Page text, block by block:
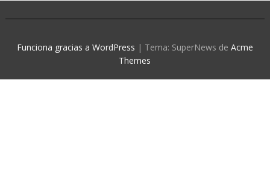
Funciona gracias a WordPress | Tema: SuperNews de Acme
Themes